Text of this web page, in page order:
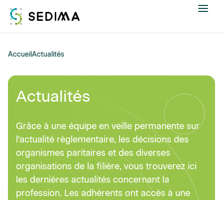
Nous connaître
Actualités
Formations
Offres d'emploi
Annuaire
AccueilActualités
Actualités
Grâce à une équipe en veille permanente sur
l'actualité règlementaire, les décisions des
organismes paritaires et des diverses
organisations de la filière, vous trouverez ici
les dernières actualités concernant la
profession. Les adhérents ont accès à une